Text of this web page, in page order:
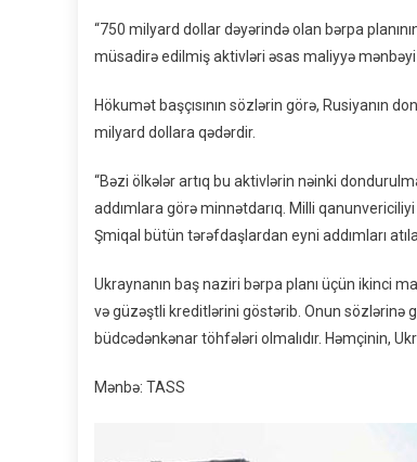
“750 milyard dollar dəyərində olan bərpa
müsadirə edilmiş aktivləri əsas maliyyə mənbəyi
Hökumət başçısının sözlərin görə, Rusiyanın
milyard dollara qədərdir.
“Bəzi ölkələr artıq bu aktivlərin nəinki
addımlara görə minnətdarıq. Milli
Şmiqal bütün tərəfdaşlardan eyni addımları
Ukraynanın baş naziri bərpa planı üçün ikinci
və güzəştli kreditlərini göstərib. Onun sözlərinə
büdcədənkənar töhfələri olmalıdır. Həmçinin,
Mənbə: TASS